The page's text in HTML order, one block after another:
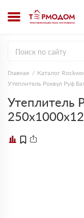
Главная Каталог
Утеплитель Роквул Руф
Утеплитель